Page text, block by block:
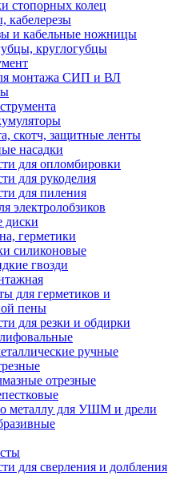
стопорных колец
кабелерезы
и кабельные ножницы
круглогубцы
монтажа СИП и ВЛ
скотч, защитные ленты
насадки
для опломбировки
для рукоделия
для пиления
электролобзиков
диски
герметики
силиконовые
гвозди
для герметиков и
пены
для резки и обдирки
ручные
отрезные
металлу для УШМ и дрели
для сверления и долбления